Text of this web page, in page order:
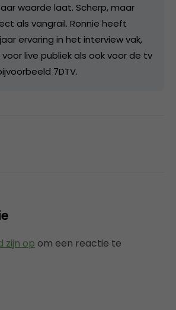
waarde laat. Scherp, maar
als vangrail. Ronnie heeft
ervaring in het interview vak,
live publiek als ook voor de tv
7DTV.
zijn op om een reactie te